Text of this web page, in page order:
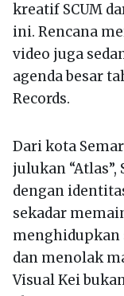
kreatif SCUM
ini. Rencana
video juga
agenda besar
Records.
Dari kota
julukan “Atlas”,
dengan
sekadar
menghidupkan
dan menolak
Visual Kei